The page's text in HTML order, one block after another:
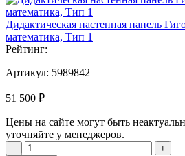
Дидактическая настенная панель
математика, Тип 1
Рейтинг:
Артикул: 5989842
51 500 ₽
Цены на сайте могут быть
уточняйте у менеджеров.
−
+